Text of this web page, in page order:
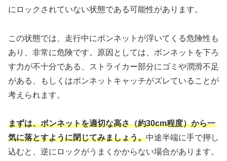
にロックされていない状態である可能性があります。
この状態では、走行中にボンネットが浮いてくる危険性も
あり、非常に危険です。原因としては、ボンネットを下ろ
す力が不十分である、ストライカー部分にゴミや潤滑不足
がある、もしくはボンネットキャッチがズレていることが
考えられます。
まずは、ボンネットを適切な高さ（約30cm程度）から一
気に落とすように閉じてみましょう。中途半端に手で押し
込むと、逆にロックがうまくかからない場合があります。